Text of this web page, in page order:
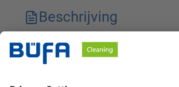
Beschrijving
Technische kenmerken